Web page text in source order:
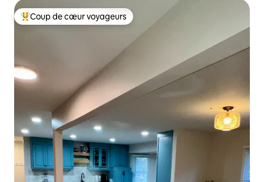
Coups de cœur voyageurs les plus appréciés
Coup de cœur voyageurs